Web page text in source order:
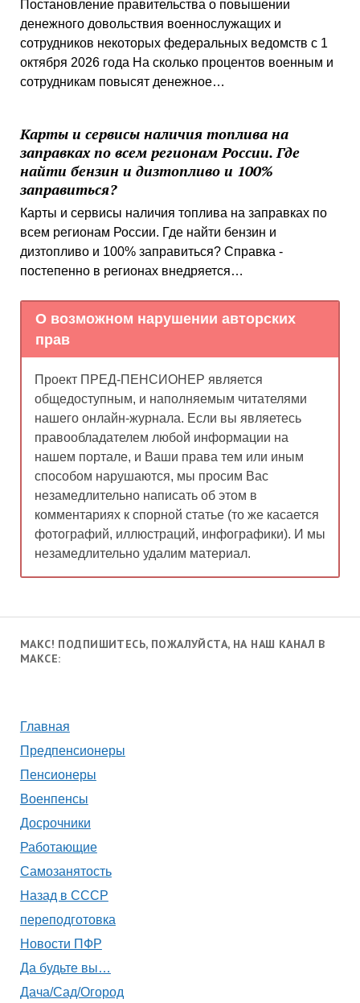
Постановление правительства о повышении
денежного довольствия военнослужащих и
сотрудников некоторых федеральных ведомств с 1
октября 2026 года На сколько процентов военным и
сотрудникам повысят денежное…
Карты и сервисы наличия топлива на
заправках по всем регионам России. Где
найти бензин и дизтопливо и 100%
заправиться?
Карты и сервисы наличия топлива на заправках по
всем регионам России. Где найти бензин и
дизтопливо и 100% заправиться? Справка -
постепенно в регионах внедряется…
О возможном нарушении авторских
прав
Проект ПРЕД-ПЕНСИОНЕР является
общедоступным, и наполняемым читателями
нашего онлайн-журнала. Если вы являетесь
правообладателем любой информации на
нашем портале, и Ваши права тем или иным
способом нарушаются, мы просим Вас
незамедлительно написать об этом в
комментариях к спорной статье (то же касается
фотографий, иллюстраций, инфографики). И мы
незамедлительно удалим материал.
МАКС! ПОДПИШИТЕСЬ, ПОЖАЛУЙСТА, НА НАШ КАНАЛ В
МАКСЕ:
Главная
Предпенсионеры
Пенсионеры
Военпенсы
Досрочники
Работающие
Самозанятость
Назад в СССР
переподготовка
Новости ПФР
Да будьте вы…
Дача/Сад/Огород